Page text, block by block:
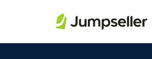
Saltar al contenido principal